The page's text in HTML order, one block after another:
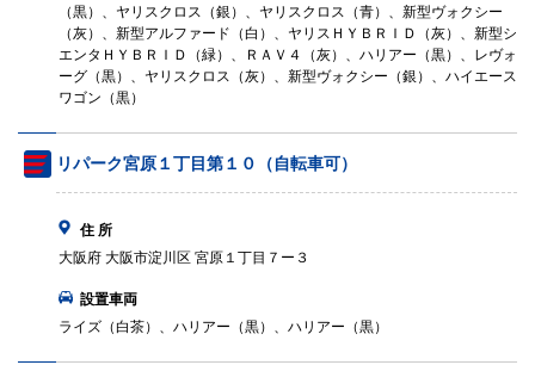
（黒）、ヤリスクロス（銀）、ヤリスクロス（青）、新型ヴォクシー
（灰）、新型アルファード（白）、ヤリスＨＹＢＲＩＤ（灰）、新型シ
エンタＨＹＢＲＩＤ（緑）、ＲＡＶ４（灰）、ハリアー（黒）、レヴォ
ーグ（黒）、ヤリスクロス（灰）、新型ヴォクシー（銀）、ハイエース
ワゴン（黒）
リパーク宮原１丁目第１０（自転車可）
住 所
大阪府 大阪市淀川区 宮原１丁目７ー３
設置車両
ライズ（白茶）、ハリアー（黒）、ハリアー（黒）